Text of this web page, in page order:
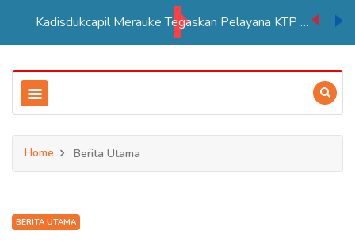
Kadisdukcapil Merauke Tegaskan Pelayana KTP Sesuai SOP
Home Berita Utama
BERITA UTAMA